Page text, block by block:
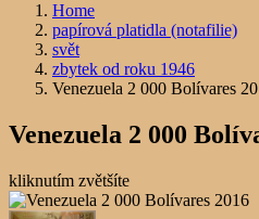
Home
papírová platidla (notafilie)
svět
zbytek od roku 1946
Venezuela 2 000 Bolívares
Venezuela 2 000
kliknutím zvětšíte